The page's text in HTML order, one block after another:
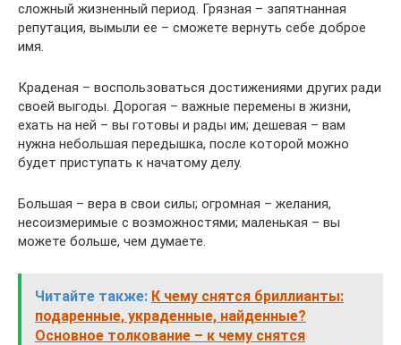
сложный жизненный период. Грязная – запятнанная
репутация, вымыли ее – сможете вернуть себе доброе
имя.
Краденая – воспользоваться достижениями других ради
своей выгоды. Дорогая – важные перемены в жизни,
ехать на ней – вы готовы и рады им; дешевая – вам
нужна небольшая передышка, после которой можно
будет приступать к начатому делу.
Большая – вера в свои силы; огромная – желания,
несоизмеримые с возможностями; маленькая – вы
можете больше, чем думаете.
Читайте также: К чему снятся бриллианты:
подаренные, украденные, найденные?
Основное толкование – к чему снятся